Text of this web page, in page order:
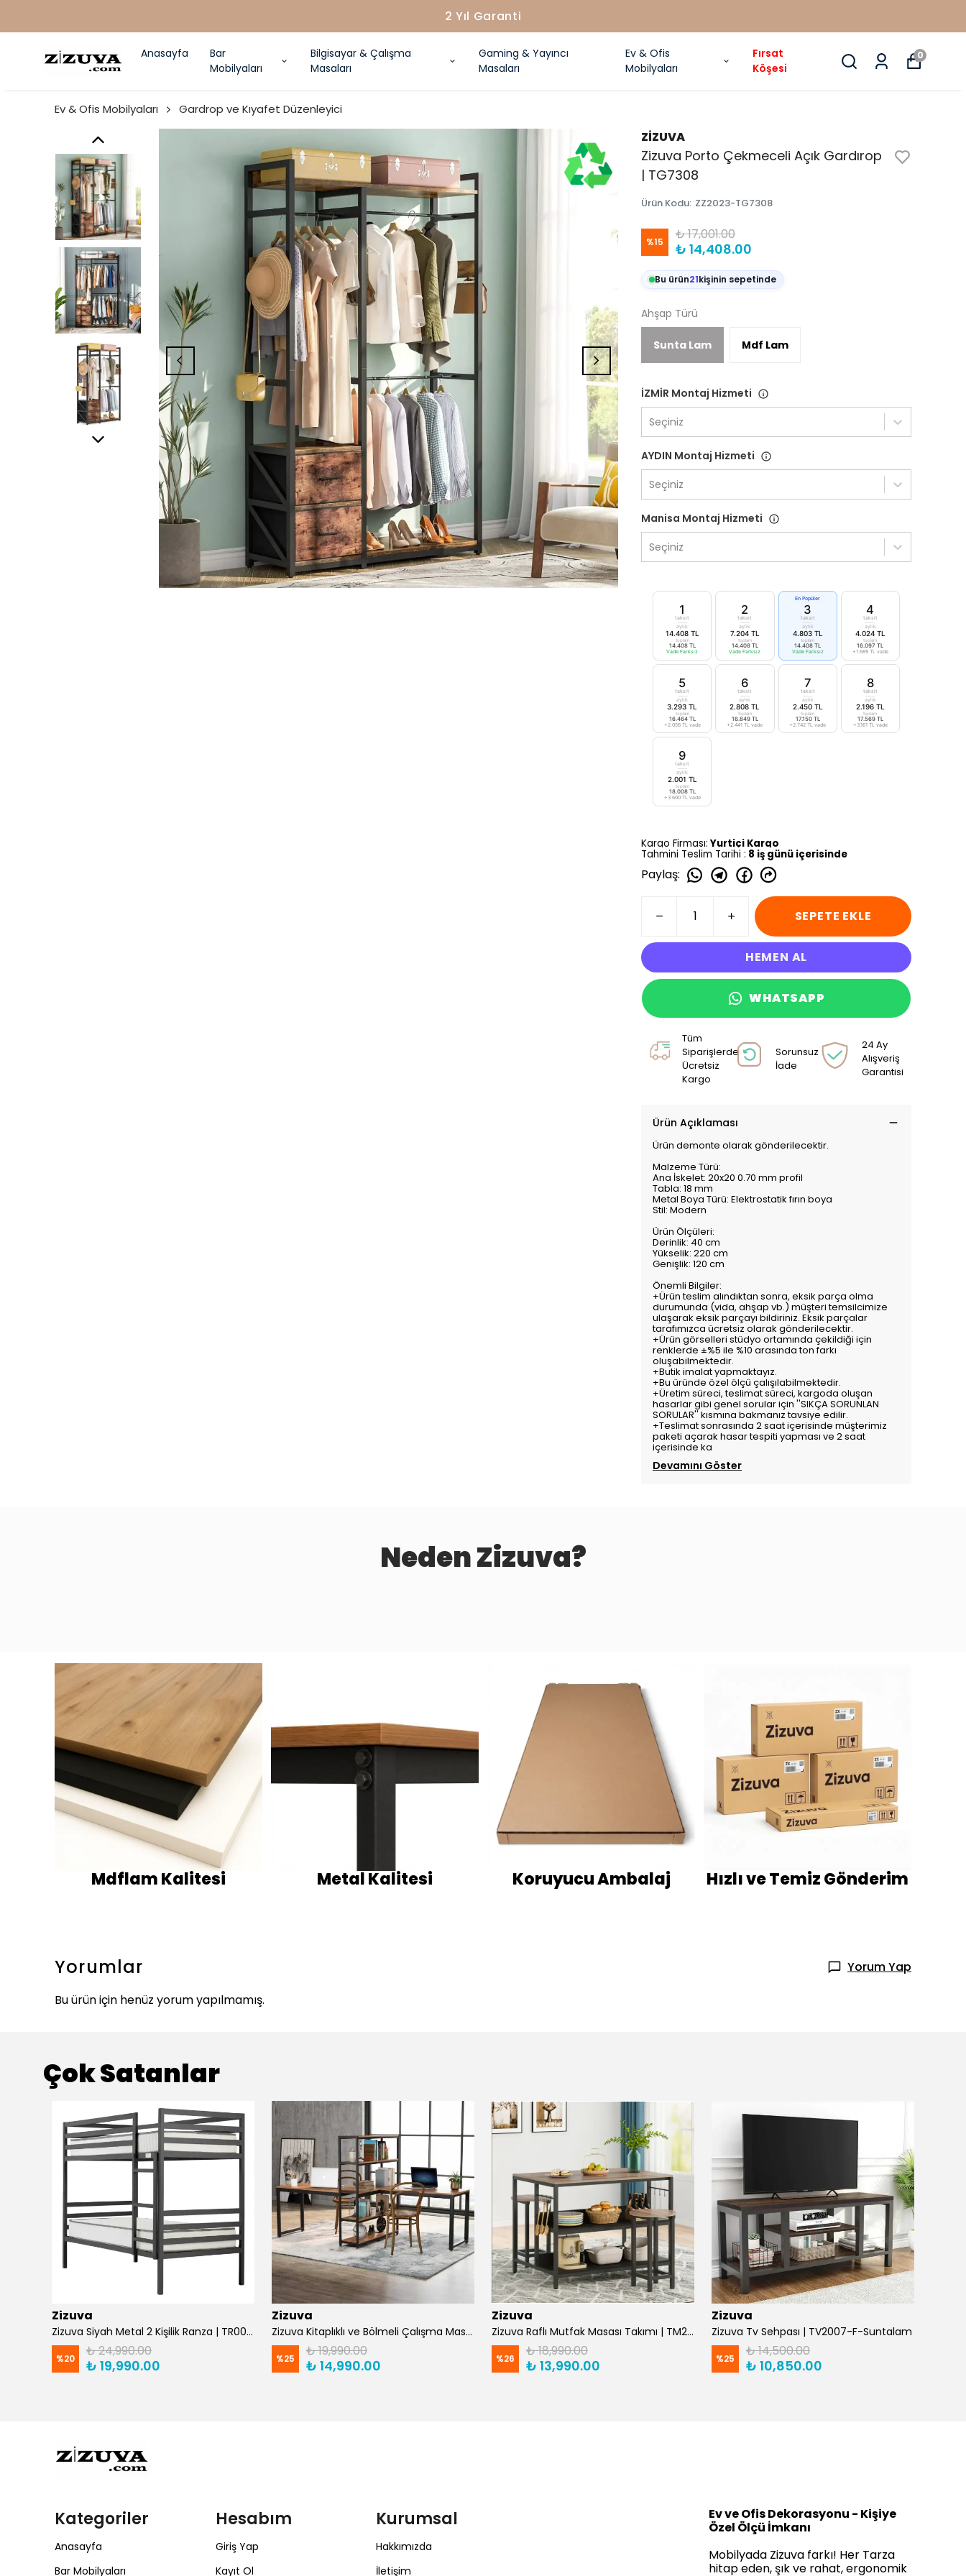
2 Yıl Garanti
Anasayfa
Bar
Mobilyaları
Bilgisayar & Çalışma
Masaları
Gaming & Yayıncı
Masaları
Ev & Ofis
Mobilyaları
Fırsat
Köşesi
0
Ev & Ofis Mobilyaları Gardrop ve Kıyafet Düzenleyici
ZİZUVA
Zizuva Porto Çekmeceli Açık Gardırop
| TG7308
Ürün Kodu: ZZ2023-TG7308
%15 ₺ 17,001.00
₺ 14,408.00
Bu ürün21kişinin sepetinde
Ahşap Türü
Sunta Lam Mdf Lam
İZMİR Montaj Hizmeti
Seçiniz
AYDIN Montaj Hizmeti
Seçiniz
Manisa Montaj Hizmeti
Seçiniz
1
taksit
aylık
14.408 TL
toplam
14.408 TL
Vade Farksız
2
taksit
aylık
7.204 TL
toplam
14.408 TL
Vade Farksız
En Popüler
3
taksit
aylık
4.803 TL
toplam
14.408 TL
Vade Farksız
4
taksit
aylık
4.024 TL
toplam
16.097 TL
+1.689 TL vade
5
taksit
aylık
3.293 TL
toplam
16.464 TL
+2.056 TL vade
6
taksit
aylık
2.808 TL
toplam
16.849 TL
+2.441 TL vade
7
taksit
aylık
2.450 TL
toplam
17.150 TL
+2.742 TL vade
8
taksit
aylık
2.196 TL
toplam
17.569 TL
+3.161 TL vade
9
taksit
aylık
2.001 TL
toplam
18.008 TL
+3.600 TL vade
Kargo Firması: Yurtiçi Kargo
Tahmini Teslim Tarihi : 8 iş günü içerisinde
Paylaş:
SEPETE EKLE
HEMEN AL
WHATSAPP
Tüm
Siparişlerde
Ücretsiz
Kargo
Sorunsuz
İade
24 Ay
Alışveriş
Garantisi
Ürün Açıklaması
Ürün demonte olarak gönderilecektir.
Malzeme Türü:
Ana İskelet: 20x20 0.70 mm profil
Tabla: 18 mm
Metal Boya Türü: Elektrostatik fırın boya
Stil: Modern
Ürün Ölçüleri:
Derinlik: 40 cm
Yükselik: 220 cm
Genişlik: 120 cm
Önemli Bilgiler:
+Ürün teslim alındıktan sonra, eksik parça olma
durumunda (vida, ahşap vb.) müşteri temsilcimize
ulaşarak eksik parçayı bildiriniz. Eksik parçalar
tarafımızca ücretsiz olarak gönderilecektir.
+Ürün görselleri stüdyo ortamında çekildiği için
renklerde ±%5 ile %10 arasında ton farkı
oluşabilmektedir.
+Butik imalat yapmaktayız.
+Bu üründe özel ölçü çalışılabilmektedir.
+Üretim süreci, teslimat süreci, kargoda oluşan
hasarlar gibi genel sorular için ''SIKÇA SORUNLAN
SORULAR'' kısmına bakmanız tavsiye edilir.
+Teslimat sonrasında 2 saat içerisinde müşterimiz
paketi açarak hasar tespiti yapması ve 2 saat
içerisinde ka
Devamını Göster
Neden Zizuva?
Mdflam Kalitesi Metal Kalitesi Koruyucu Ambalaj Hızlı ve Temiz Gönderim
Yorumlar
Yorum Yap
Bu ürün için henüz yorum yapılmamış.
Çok Satanlar
Zizuva
Zizuva Siyah Metal 2 Kişilik Ranza | TR0011-F
%20 ₺ 24,990.00
₺ 19,990.00
Zizuva
Zizuva Kitaplıklı ve Bölmeli Çalışma Masası | CM1021-F-Suntalam
%25 ₺ 19,990.00
₺ 14,990.00
Zizuva
Zizuva Raflı Mutfak Masası Takımı | TM204985-F-Suntalam
%26 ₺ 18,990.00
₺ 13,990.00
Zizuva
Zizuva Tv Sehpası | TV2007-F-Suntalam
%25 ₺ 14,500.00
₺ 10,850.00
Kategoriler
Anasayfa
Bar Mobilyaları
Hesabım
Giriş Yap
Kayıt Ol
Kurumsal
Hakkımızda
İletişim
Ev ve Ofis Dekorasyonu - Kişiye
Özel Ölçü İmkanı
Mobilyada Zizuva farkı! Her Tarza
hitap eden, şık ve rahat, ergonomik